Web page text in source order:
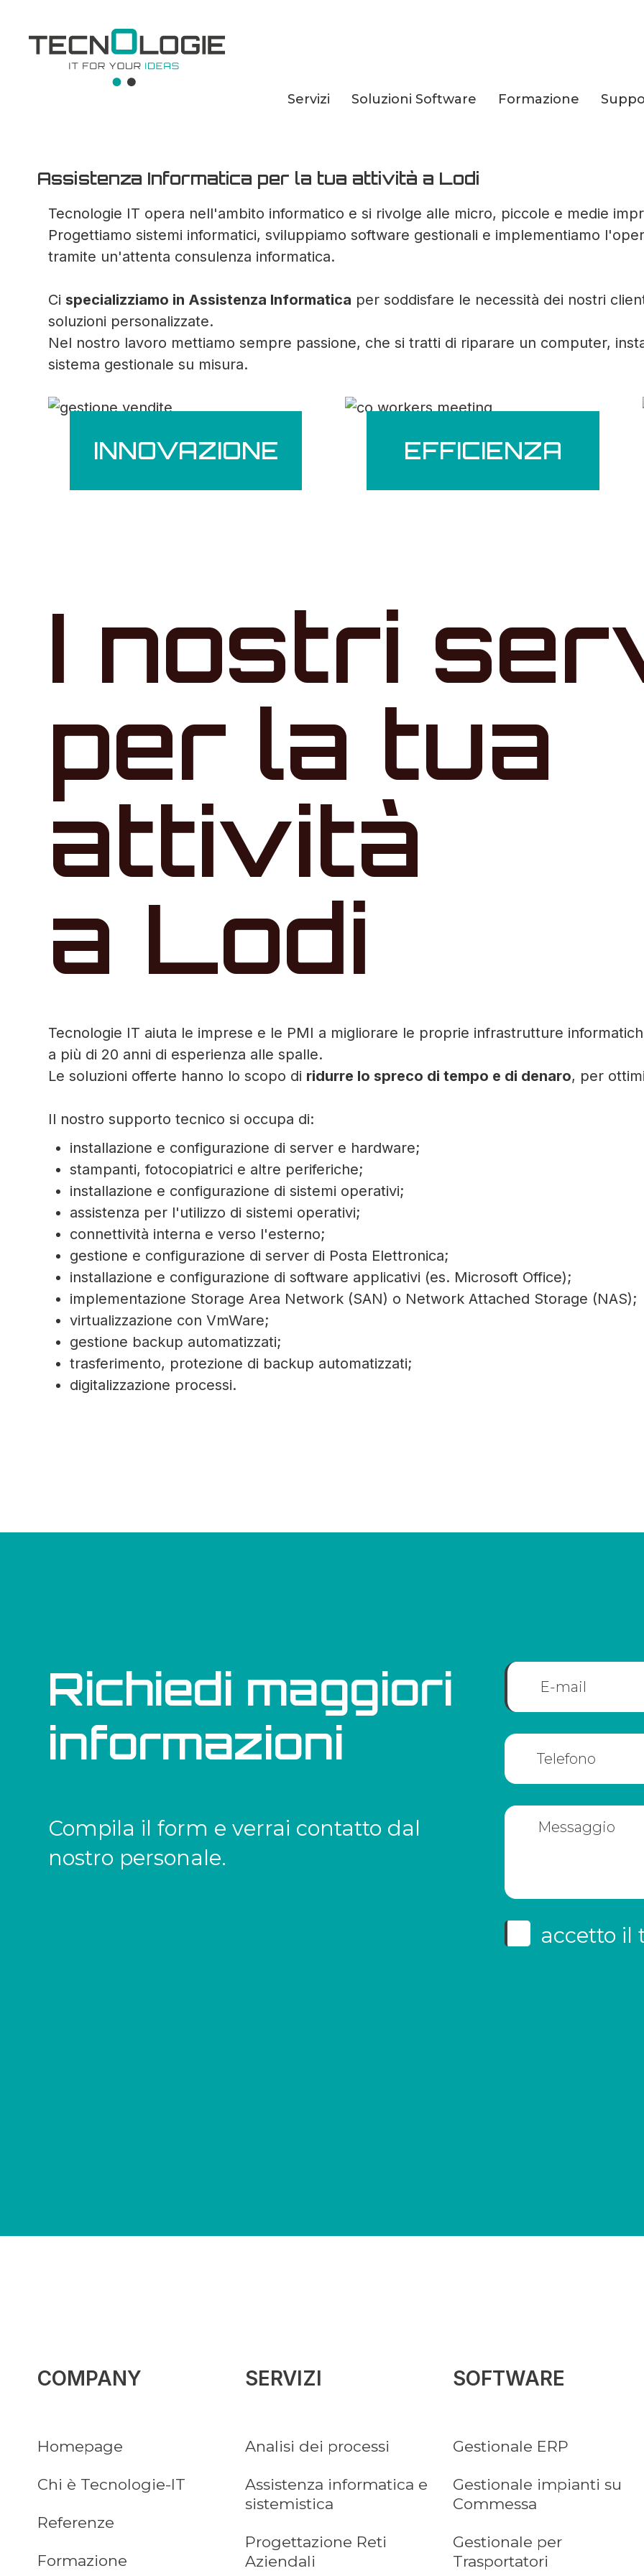
Servizi Soluzioni Software Formazione
Assistenza Informatica per la tua attività a Lodi
Tecnologie IT opera nell'ambito informatico e si rivolge alle micro, piccole e medie
Progettiamo sistemi informatici, sviluppiamo software gestionali e implementiamo
tramite un'attenta consulenza informatica.
Ci specializziamo in Assistenza Informatica per soddisfare le necessità dei nostri
soluzioni personalizzate.
Nel nostro lavoro mettiamo sempre passione, che si tratti di riparare un computer,
sistema gestionale su misura.
INNOVAZIONE EFFICIENZA
I nostri
per la tua
attività
a Lodi
Tecnologie IT aiuta le imprese e le PMI a migliorare le proprie infrastrutture
a più di 20 anni di esperienza alle spalle.
Le soluzioni offerte hanno lo scopo di ridurre lo spreco di tempo e di denaro, per
Il nostro supporto tecnico si occupa di:
installazione e configurazione di server e hardware;
stampanti, fotocopiatrici e altre periferiche;
installazione e configurazione di sistemi operativi;
assistenza per l'utilizzo di sistemi operativi;
connettività interna e verso l'esterno;
gestione e configurazione di server di Posta Elettronica;
installazione e configurazione di software applicativi (es. Microsoft Office);
implementazione Storage Area Network (SAN) o Network Attached Storage (NAS);
virtualizzazione con VmWare;
gestione backup automatizzati;
trasferimento, protezione di backup automatizzati;
digitalizzazione processi.
Richiedi maggiori
informazioni
Compila il form e verrai contatto dal
nostro personale.
accetto il
COMPANY
Homepage
Chi è Tecnologie-IT
Referenze
Formazione
SERVIZI
Analisi dei processi
Assistenza informatica e
sistemistica
Progettazione Reti
Aziendali
SOFTWARE
Gestionale ERP
Gestionale impianti su
Commessa
Gestionale per
Trasportatori